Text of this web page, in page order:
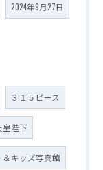
2024年9月27日
３１５ピース
皇陛下
＆キッズ写真館